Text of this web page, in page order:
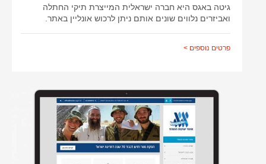
גיטה באגס היא חברה ישראלית המייצרת תיקי החתלה
ואביזרים נלווים שונים אותם ניתן לרכוש אונליין באתר.
פרטים נוספים >